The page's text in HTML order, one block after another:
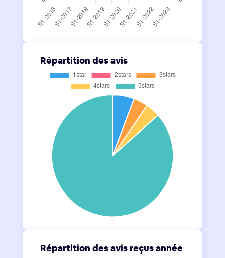
Répartition des avis
Répartition des avis reçus année